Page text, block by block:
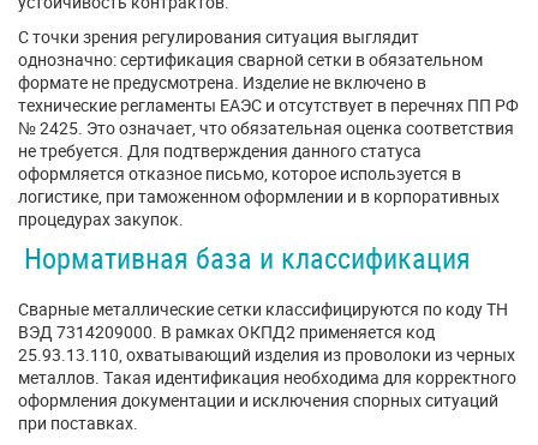
С точки зрения регулирования ситуация выглядит
однозначно: сертификация сварной сетки в обязательном
формате не предусмотрена. Изделие не включено в
технические регламенты ЕАЭС и отсутствует в перечнях ПП РФ
№ 2425. Это означает, что обязательная оценка соответствия
не требуется. Для подтверждения данного статуса
оформляется отказное письмо, которое используется в
логистике, при таможенном оформлении и в корпоративных
процедурах закупок.
Нормативная база и классификация
Сварные металлические сетки классифицируются по коду ТН
ВЭД 7314209000. В рамках ОКПД2 применяется код
25.93.13.110, охватывающий изделия из проволоки из черных
металлов. Такая идентификация необходима для корректного
оформления документации и исключения спорных ситуаций
при поставках.